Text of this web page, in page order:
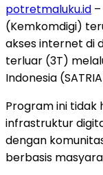
potretmaluku.id
(Kemkomdigi)
akses internet di
terluar (3T)
Indonesia
Program ini tidak
infrastruktur
dengan
berbasis